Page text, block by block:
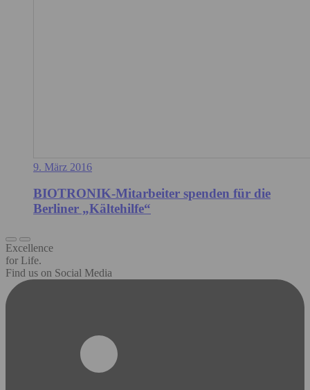
9. März 2016
BIOTRONIK-Mitarbeiter spenden für die
Berliner „Kältehilfe“
Excellence
for Life.
Find us on Social Media